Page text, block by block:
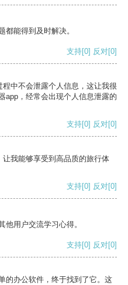
都能得到及时解决。
支持[0] 反对[0]
中不会泄露个人信息，这让我很
app，经常会出现个人信息泄露的
支持[0] 反对[0]
我能够享受到高品质的旅行体
支持[0] 反对[0]
他用户交流学习心得。
支持[0] 反对[0]
的办公软件，终于找到了它。这